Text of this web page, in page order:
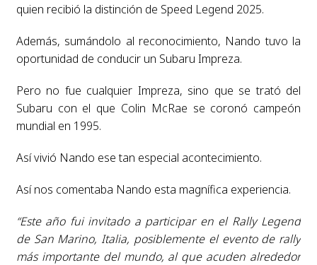
quien recibió la distinción de Speed Legend 2025.
Además, sumándolo al reconocimiento, Nando tuvo la
oportunidad de conducir un Subaru Impreza.
Pero no fue cualquier Impreza, sino que se trató del
Subaru con el que Colin McRae se coronó campeón
mundial en 1995.
Así vivió Nando ese tan especial acontecimiento.
Así nos comentaba Nando esta magnífica experiencia.
“Este año fui invitado a participar en el Rally Legend
de San Marino, Italia, posiblemente el evento de rally
más importante del mundo, al que acuden alrededor